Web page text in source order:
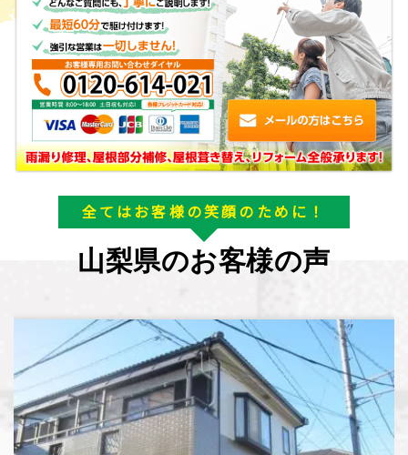
全てはお客様の笑顔のために！
山梨県のお客様の声